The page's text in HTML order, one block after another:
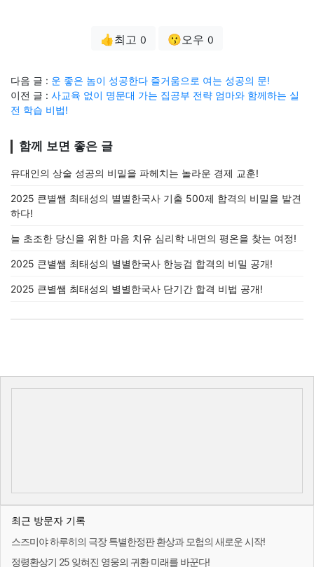
👍최고 0 😗오우 0
다음 글 : 운 좋은 놈이 성공한다 즐거움으로 여는 성공의 문!
이전 글 : 사교육 없이 명문대 가는 집공부 전략 엄마와 함께하는 실
전 학습 비법!
함께 보면 좋은 글
유대인의 상술 성공의 비밀을 파헤치는 놀라운 경제 교훈!
2025 큰별쌤 최태성의 별별한국사 기출 500제 합격의 비밀을 발견
하다!
늘 초조한 당신을 위한 마음 치유 심리학 내면의 평온을 찾는 여정!
2025 큰별쌤 최태성의 별별한국사 한능검 합격의 비밀 공개!
2025 큰별쌤 최태성의 별별한국사 단기간 합격 비법 공개!
최근 방문자 기록
스즈미야 하루히의 극장 특별한정판 환상과 모험의 새로운 시작!
정령환상기 25 잊혀진 영웅의 귀환 미래를 바꾼다!